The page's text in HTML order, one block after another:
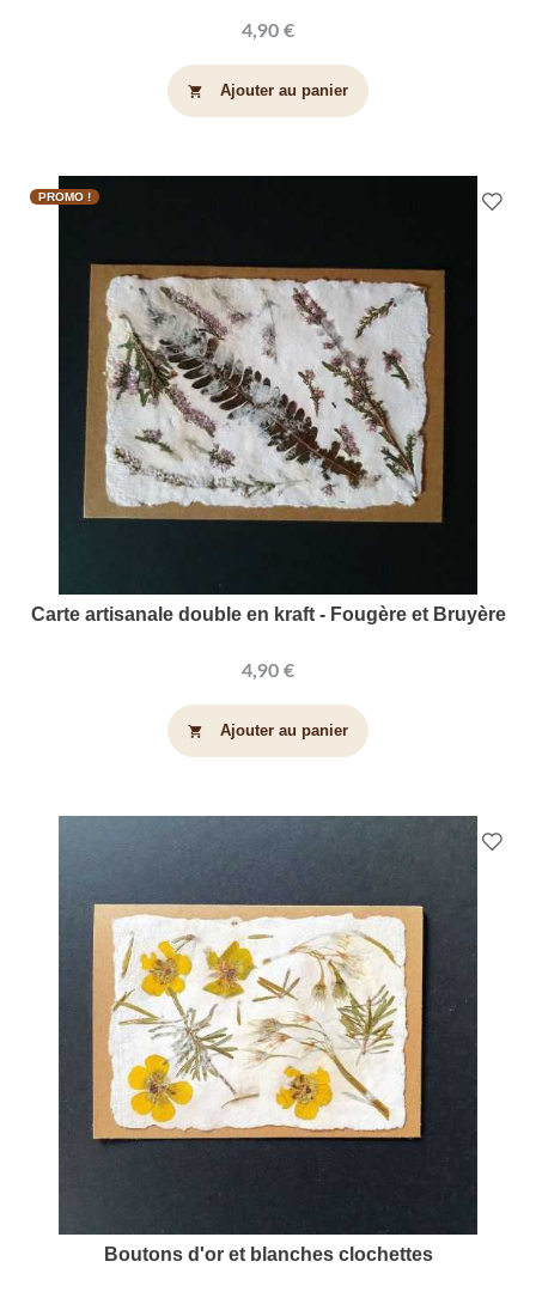
4,90 €
shopping_cart Ajouter au panier
PROMO !
Carte artisanale double en kraft - Fougère et Bruyère
4,90 €
shopping_cart Ajouter au panier
Boutons d'or et blanches clochettes